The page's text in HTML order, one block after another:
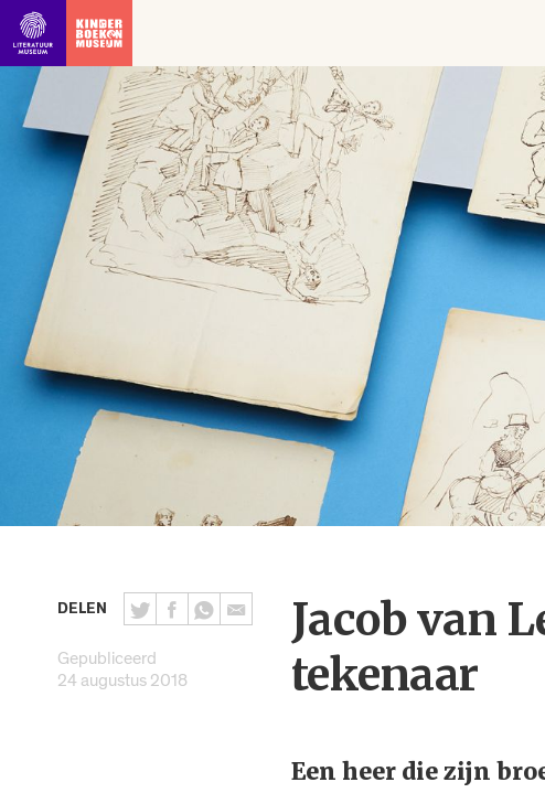
Ga direct naar inhoud
DELEN
Gepubliceerd
24 augustus 2018
Jacob van
tekenaar
Een heer die zijn